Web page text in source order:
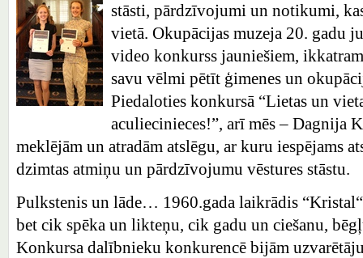
stāsti, pārdzīvojumi un notikumi,
vietā. Okupācijas muzeja 20. gadu
video konkurss jauniešiem,
savu vēlmi pētīt ģimenes un
Piedaloties konkursā “Lietas un
aculiecinieces!”, arī mēs – Dagnija
meklējām un atradām atslēgu, ar kuru iespējams
dzimtas atmiņu un pārdzīvojumu vēstures stāstu.
Pulkstenis un lāde… 1960.gada laikrādis
bet cik spēka un likteņu, cik gadu un ciešanu,
Konkursa dalībnieku konkurencē bijām